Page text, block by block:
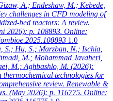
A.; Endeshaw, M.; Kebede,
challenges in CFD modeling of
bed reactors: A review.
2026): p. 108893. Online:
1.0
Hu, S.; Marzban, N.; Ischia,
M.; Mohammad Javaheri,
M.; Aghbashlo, M. (2026):
thermochemical technologies for
review. Renewable &
(May 2026): p. 116775. Online: